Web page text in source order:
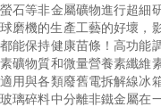
石等非金屬礦物進行超細
磨機的生產工藝的好壞，
能保持健康苗條！高功能
礦物質和微量營養素纖維
用與各類廢舊電拆解線冰
璃碎料中分離非鐵金屬在